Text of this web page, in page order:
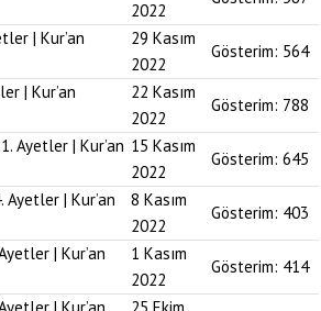
2022
| Kur’an
29 Kasım
2022
Gösterim: 564
| Kur’an
22 Kasım
2022
Gösterim: 788
Ayetler | Kur’an 15 Kasım
2022
Gösterim: 645
| Kur’an
8 Kasım
2022
Gösterim: 403
| Kur’an
1 Kasım
2022
Gösterim: 414